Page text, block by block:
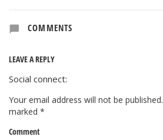
COMMENTS
LEAVE A REPLY
Social connect:
Your email address will not be published.
marked *
Comment